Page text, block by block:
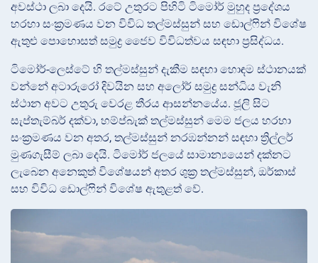
අවස්ථා ලබා දෙයි. රටේ උතුරට පිහිටි ටිමෝර් මුහුද ප්‍රදේශය
හරහා සංක්‍රමණය වන විවිධ තල්මස්සුන් සහ ඩොල්ෆින් විශේෂ
ඇතුළු පොහොසත් සමුද්‍ර ජෛව විවිධත්වය සඳහා ප්‍රසිද්ධය.
ටිමෝර්-ලෙස්ටේ හි තල්මස්සුන් දැකීම සඳහා හොඳම ස්ථානයක්
වන්නේ අටාරුරෝ දිවයින සහ අලෝර් සමුද්‍ර සන්ධිය වැනි
ස්ථාන අවට උතුරු වෙරළ තීරය ආසන්නයේය. ජූලි සිට
සැප්තැම්බර් දක්වා, හම්ප්බැක් තල්මස්සුන් මෙම ජලය හරහා
සංක්‍රමණය වන අතර, තල්මස්සුන් නරඹන්නන් සඳහා ත්‍රිල්ලර්
මුණගැසීම් ලබා දෙයි. ටිමෝර් ජලයේ සාමාන්‍යයෙන් දක්නට
ලැබෙන අනෙකුත් විශේෂයන් අතර ශුක්‍ර තල්මස්සුන්, ඔර්කාස්
සහ විවිධ ඩොල්ෆින් විශේෂ ඇතුළත් වේ.